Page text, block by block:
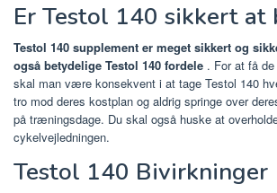
Er Testol 140 sikkert at
Testol 140 supplement er meget sikkert og
også betydelige Testol 140 fordele . For at få
skal man være konsekvent i at tage Testol 140
tro mod deres kostplan og aldrig springe over
på træningsdage. Du skal også huske at
cykelvejledningen.
Testol 140 Bivirkninger